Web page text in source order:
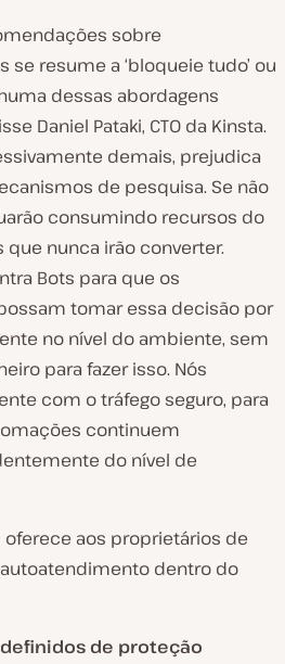
sobre
resume a ‘bloqueie tudo’ ou
dessas abordagens
Daniel Pataki, CTO da Kinsta.
demais, prejudica
de pesquisa. Se não
consumindo recursos do
nunca irão converter.
Bots para que os
tomar essa decisão por
no nível do ambiente, sem
para fazer isso. Nós
com o tráfego seguro, para
continuem
do nível de
oferece aos proprietários de
dentro do
de proteção